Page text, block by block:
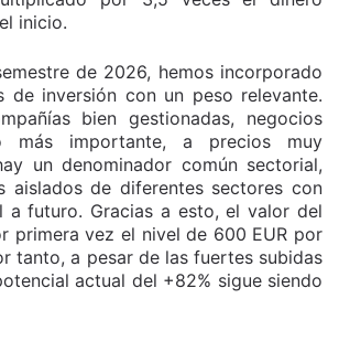
inicio.
de 2026, hemos incorporado
de inversión con un peso relevante.
bien gestionadas, negocios
más importante, a precios muy
un denominador común sectorial,
aislados de diferentes sectores con
a futuro. Gracias a esto, el valor del
primera vez el nivel de 600 EUR por
tanto, a pesar de las fuertes subidas
actual del +82% sigue siendo